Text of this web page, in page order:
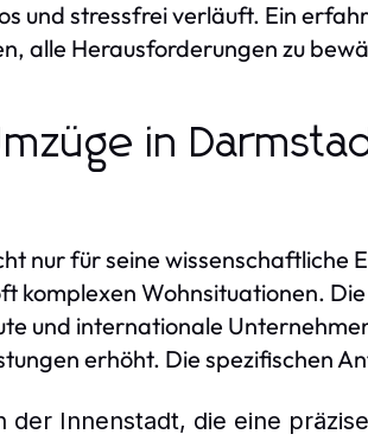
und stressfrei verläuft. Ein
alle Herausforderungen zu
in
nur für seine wissenschaftliche
komplexen Wohnsituationen.
und internationale
erhöht. Die spezifischen
der Innenstadt, die eine